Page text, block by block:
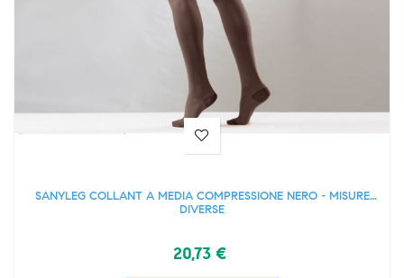
SANYLEG COLLANT A MEDIA COMPRESSIONE NERO - MISURE
DIVERSE
20,73 €